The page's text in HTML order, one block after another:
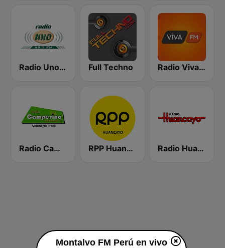
Radio Uno 93.7 FM Full Techno Radio Viva FM
Radio Campesina RPP Huancayo Radio Huancayo
Montalvo FM Perú en vivo